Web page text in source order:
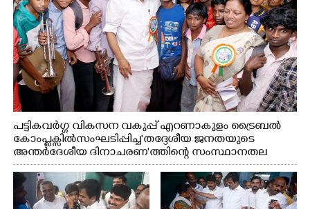
പട്ടികവർഗ്ഗ വികസന വകുപ്പ് എറണാകുളം ട്രൈബൽ
കോംപ്ലക്സിൽ സംഘടിപ്പിച്ച "തദ്ദേശീയ ജനതയുടെ
അന്തർദേശീയ ദിനാചരണ"ത്തിന്റെ സംസ്ഥാനതല
ഉദ്ഘാടനത്തിന് ശേഷം മുഖ്യമന്ത്രി വി.ഡി.
സതീശൻ കുട്ടികളോടൊപ്പം ഫോട്ടോയ്ക്ക് പോസ് ചെയ്യുന്നു.
മന്ത്രി കെ.എ. തുളസി സമീപം